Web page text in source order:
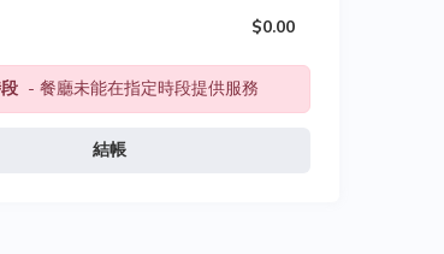
$0.00
- 餐廳未能在指定時段提供服務
結帳